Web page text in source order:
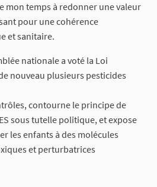
mon temps à redonner une valeur
pour une cohérence
et sanitaire.
nationale a voté la Loi
nouveau plusieurs pesticides
contourne le principe de
sous tutelle politique, et expose
les enfants à des molécules
et perturbatrices